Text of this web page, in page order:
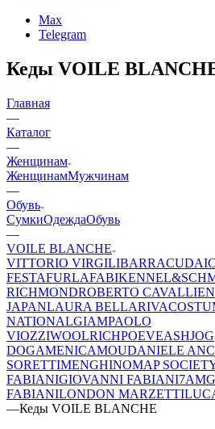
Max
Telegram
Кеды VOILE
Главная
—
Каталог
—
Женщинам
ЖенщинамМужчинам
—
Обувь
СумкиОдеждаОбувь
—
VOILE BLANCHE
VITTORIO VIRGILIBARRACUDA
FESTAFURLAFABI
RICHMONDROBERTO CAVALLI
JAPANLAURA BELLARIVA
NATIONALGIAMPAOLO
VIOZZIWOOLRICHPOEVEASHJOG
DOGAMENICAMOUDANIELE
SORETTIMENGHINOMAP
FABIANIGIOVANNI FABIANI7AM
FABIANILONDON MARZETTI
—Кеды VOILE BLANCHE